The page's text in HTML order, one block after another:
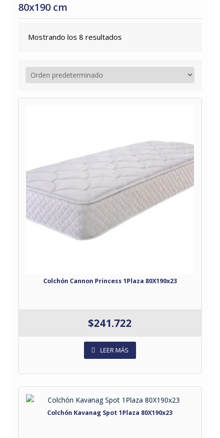
80x190 cm
Mostrando los 8 resultados
Colchón Cannon Princess 1Plaza 80X190x23
$241.722
LEER MÁS
Colchón Kavanag Spot 1Plaza 80X190x23